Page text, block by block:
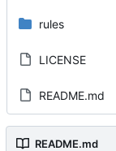
rules
LICENSE
README.md
README.md